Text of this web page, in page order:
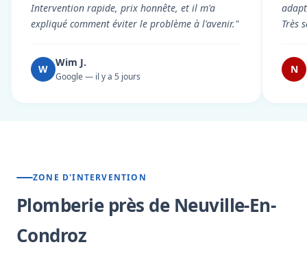
Intervention rapide, prix honnête, et il m'a
expliqué comment éviter le problème à l'avenir."
W
Wim J.
Google — il y a 5 jours
Très
N
ZONE D'INTERVENTION
Plomberie près de Neuville-En-
Condroz